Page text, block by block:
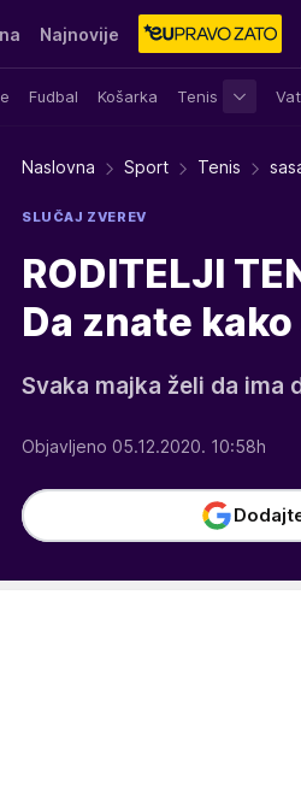
Najnovije
Fudbal Košarka Tenis
Stvar ukusa Yumama
Naslovna Sport Tenis
SLUČAJ ZVEREV
RODITELJI
Da znate
Svaka majka želi da ima
Objavljeno 05.12.2020. 10:58h